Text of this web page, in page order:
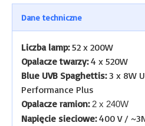
Dane techniczne
Liczba lamp:52 x 200W
Opalacze twarzy:4 x 520W
Blue UVB Spaghettis:3 x 8W
Performance Plus
Opalacze ramion: 2 x 240W
Napięcie sieciowe:400 V /